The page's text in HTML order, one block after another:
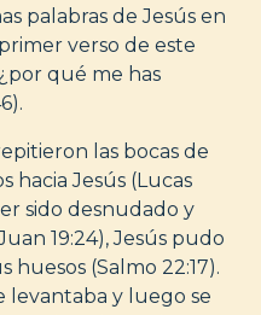
palabras de Jesús en
verso de este
qué me has
las bocas de
hacia Jesús (Lucas
sido desnudado y
19:24), Jesús pudo
(Salmo 22:17).
levantaba y luego se